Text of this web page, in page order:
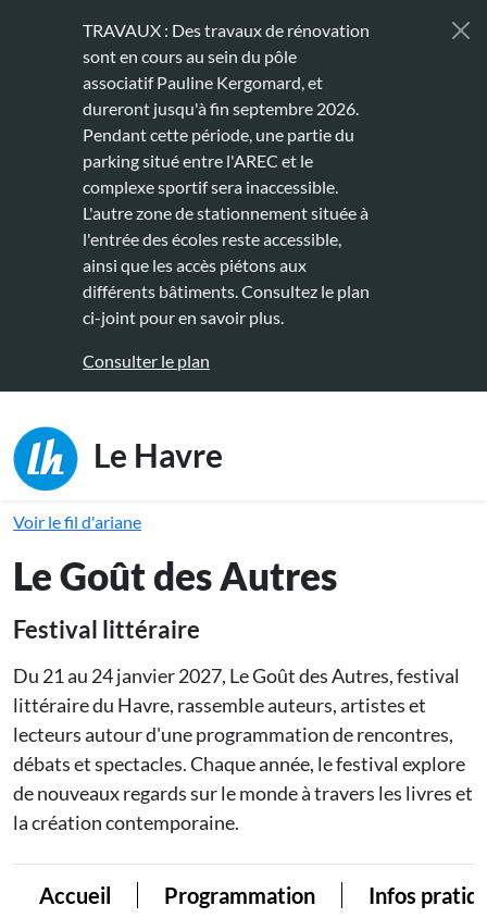
TRAVAUX : Des travaux de rénovation
sont en cours au sein du pôle
associatif Pauline Kergomard, et
dureront jusqu'à fin septembre 2026.
Pendant cette période, une partie du
parking situé entre l'AREC et le
complexe sportif sera inaccessible.
L'autre zone de stationnement située à
l'entrée des écoles reste accessible,
ainsi que les accès piétons aux
différents bâtiments. Consultez le plan
ci-joint pour en savoir plus.
Consulter le plan
Le Havre
Voir le fil d'ariane
Le Goût des Autres
Festival littéraire
Du 21 au 24 janvier 2027, Le Goût des Autres, festival
littéraire du Havre, rassemble auteurs, artistes et
lecteurs autour d'une programmation de rencontres,
débats et spectacles. Chaque année, le festival explore
de nouveaux regards sur le monde à travers les livres et
la création contemporaine.
Accueil Programmation Infos